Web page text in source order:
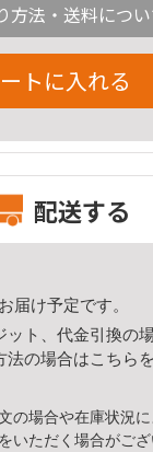
方法・送料につ
トに入れる
配送する
届け予定です。
ット、代金引換の
法の場合はこちら
の場合や在庫状況
いただく場合がござ